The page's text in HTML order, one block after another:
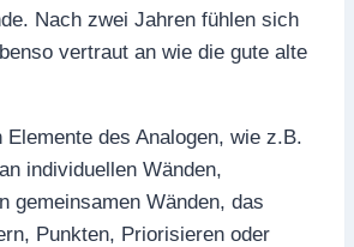
Nach zwei Jahren fühlen sich
vertraut an wie die gute alte
des Analogen, wie z.B.
individuellen Wänden,
gemeinsamen Wänden, das
Punkten, Priorisieren oder